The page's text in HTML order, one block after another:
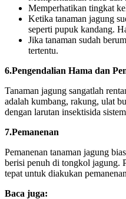
Memperhatikan tingkat
Ketika tanaman jagung
seperti pupuk kandang.
Jika tanaman sudah
tertentu.
6.Pengendalian Hama dan
Tanaman jagung sangatlah
adalah kumbang, rakung, ulat
dengan larutan insektisida
7.Pemanenan
Pemanenan tanaman jagung
berisi penuh di tongkol jagung.
tepat untuk diakukan
Baca juga: